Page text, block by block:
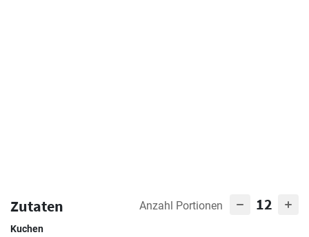
Zutaten Anzahl Portionen 12
Kuchen